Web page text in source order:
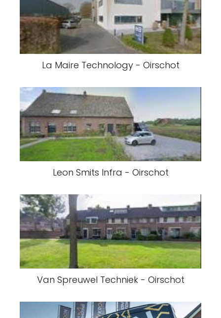
La Maire Technology - Oirschot
Leon Smits Infra - Oirschot
Van Spreuwel Techniek - Oirschot